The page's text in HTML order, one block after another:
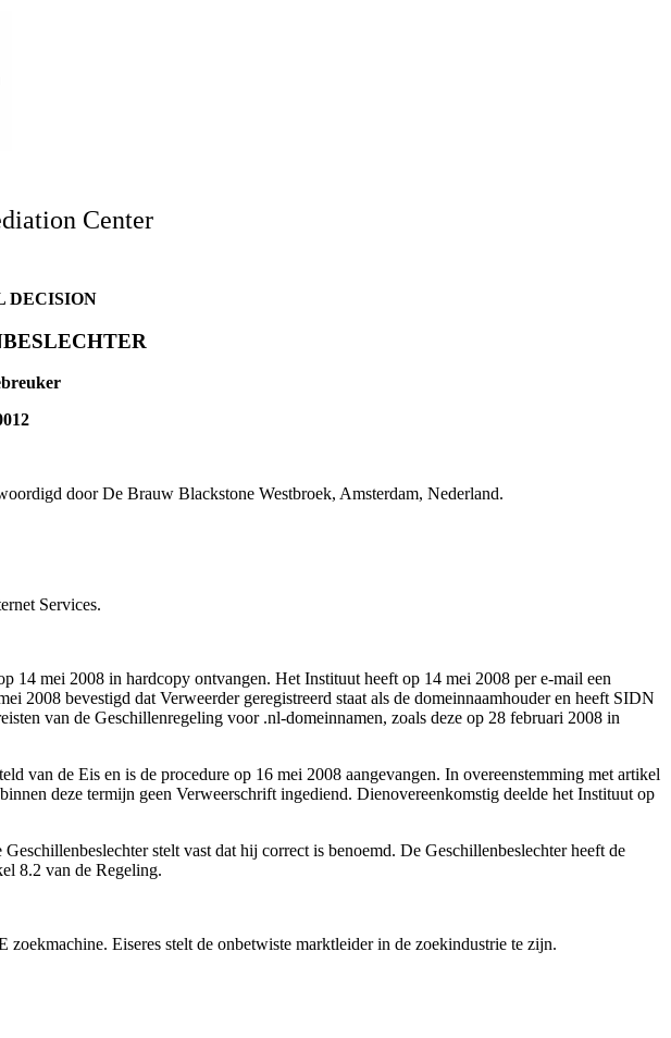
Center
DECISION
door De Brauw Blackstone Westbroek, Amsterdam, Nederland.
Services.
mei 2008 in hardcopy ontvangen. Het Instituut heeft op 14 mei 2008 per e-mail een
bevestigd dat Verweerder geregistreerd staat als de domeinnaamhouder en heeft SIDN
van de Geschillenregeling voor .nl-domeinnamen, zoals deze op 28 februari 2008 in
van de Eis en is de procedure op 16 mei 2008 aangevangen. In overeenstemming met artikel
deze termijn geen Verweerschrift ingediend. Dienovereenkomstig deelde het Instituut op
stelt vast dat hij correct is benoemd. De Geschillenbeslechter heeft de
8.2 van de Regeling.
Eiseres stelt de onbetwiste marktleider in de zoekindustrie te zijn.